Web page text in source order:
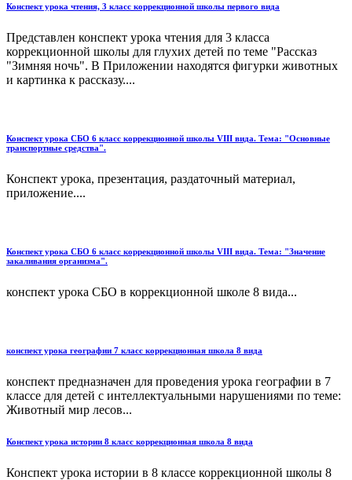
Конспект урока чтения, 3 класс коррекционной школы первого вида
Представлен конспект урока чтения для 3 класса
коррекционной школы для глухих детей по теме "Рассказ
"Зимняя ночь". В Приложении находятся фигурки животных
и картинка к рассказу....
Конспект урока СБО 6 класс коррекционной школы VIII вида. Тема: "Основные
транспортные средства".
Конспект урока, презентация, раздаточный материал,
приложение....
Конспект урока СБО 6 класс коррекционной школы VIII вида. Тема: "Значение
закаливания организма".
конспект урока СБО в коррекционной школе 8 вида...
конспект урока географии 7 класс коррекционная школа 8 вида
конспект предназначен для проведения урока географии в 7
классе для детей с интеллектуальными нарушениями по теме:
Животный мир лесов...
Конспект урока истории 8 класс коррекционная школа 8 вида
Конспект урока истории в 8 классе коррекционной школы 8